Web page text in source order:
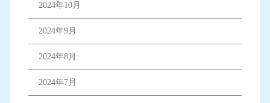
2024年10月
2024年9月
2024年8月
2024年7月